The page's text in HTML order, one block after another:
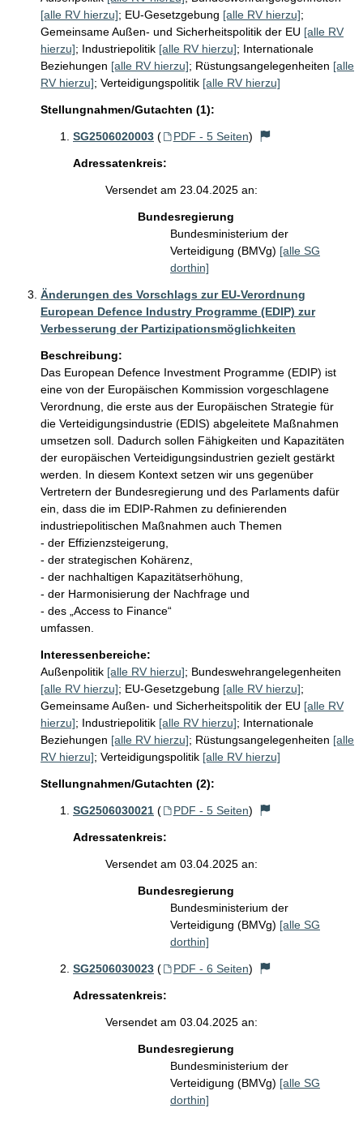
[alle RV hierzu]; EU-Gesetzgebung [alle RV hierzu];
Gemeinsame Außen- und Sicherheitspolitik der EU [alle RV
hierzu]; Industriepolitik [alle RV hierzu]; Internationale
Beziehungen [alle RV hierzu]; Rüstungsangelegenheiten [alle
RV hierzu]; Verteidigungspolitik [alle RV hierzu]
Stellungnahmen/Gutachten (1):
SG2506020003 ( PDF - 5 Seiten)
Adressatenkreis:
Versendet am 23.04.2025 an:
Bundesregierung
Bundesministerium der
Verteidigung (BMVg) [alle SG
dorthin]
Änderungen des Vorschlags zur EU-Verordnung
European Defence Industry Programme (EDIP) zur
Verbesserung der Partizipationsmöglichkeiten
Beschreibung:
Das European Defence Investment Programme (EDIP) ist
eine von der Europäischen Kommission vorgeschlagene
Verordnung, die erste aus der Europäischen Strategie für
die Verteidigungsindustrie (EDIS) abgeleitete Maßnahmen
umsetzen soll. Dadurch sollen Fähigkeiten und Kapazitäten
der europäischen Verteidigungsindustrien gezielt gestärkt
werden. In diesem Kontext setzen wir uns gegenüber
Vertretern der Bundesregierung und des Parlaments dafür
ein, dass die im EDIP-Rahmen zu definierenden
industriepolitischen Maßnahmen auch Themen
- der Effizienzsteigerung,
- der strategischen Kohärenz,
- der nachhaltigen Kapazitätserhöhung,
- der Harmonisierung der Nachfrage und
- des „Access to Finance“
umfassen.
Interessenbereiche:
Außenpolitik [alle RV hierzu]; Bundeswehrangelegenheiten
[alle RV hierzu]; EU-Gesetzgebung [alle RV hierzu];
Gemeinsame Außen- und Sicherheitspolitik der EU [alle RV
hierzu]; Industriepolitik [alle RV hierzu]; Internationale
Beziehungen [alle RV hierzu]; Rüstungsangelegenheiten [alle
RV hierzu]; Verteidigungspolitik [alle RV hierzu]
Stellungnahmen/Gutachten (2):
SG2506030021 ( PDF - 5 Seiten)
Adressatenkreis:
Versendet am 03.04.2025 an:
Bundesregierung
Bundesministerium der
Verteidigung (BMVg) [alle SG
dorthin]
SG2506030023 ( PDF - 6 Seiten)
Adressatenkreis:
Versendet am 03.04.2025 an:
Bundesregierung
Bundesministerium der
Verteidigung (BMVg) [alle SG
dorthin]